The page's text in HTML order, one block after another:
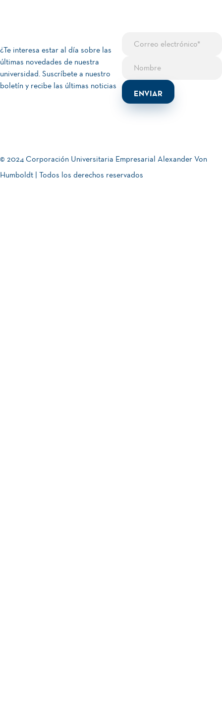
¿Te interesa estar al día sobre las
últimas novedades de nuestra
universidad. Suscríbete a nuestro
boletín y recibe las últimas noticias
© 2024 Corporación Universitaria Empresarial Alexander Von
Humboldt | Todos los derechos reservados